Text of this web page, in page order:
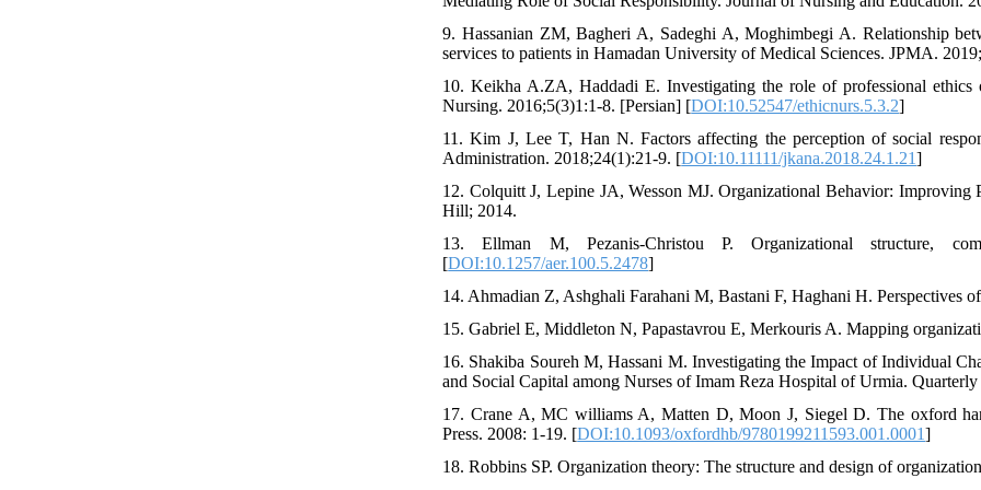
9. Hassanian ZM, Bagheri A, Sadeghi A, Moghimbegi A. Relationship
services to patients in Hamadan University of Medical Sciences. JPMA.
10. Keikha A.ZA, Haddadi E. Investigating the role of professional
Nursing. 2016;5(3)1:1-8. [Persian] [DOI:10.52547/ethicnurs.5.3.2]
11. Kim J, Lee T, Han N. Factors affecting the perception of social
Administration. 2018;24(1):21-9. [DOI:10.11111/jkana.2018.24.1.21]
12. Colquitt J, Lepine JA, Wesson MJ. Organizational Behavior:
Hill; 2014.
13. Ellman M, Pezanis-Christou P. Organizational structure,
[DOI:10.1257/aer.100.5.2478]
14. Ahmadian Z, Ashghali Farahani M, Bastani F, Haghani H. Perspectives
15. Gabriel E, Middleton N, Papastavrou E, Merkouris A. Mapping
16. Shakiba Soureh M, Hassani M. Investigating the Impact of Individual
and Social Capital among Nurses of Imam Reza Hospital of Urmia.
17. Crane A, MC williams A, Matten D, Moon J, Siegel D. The oxford
Press. 2008: 1-19. [DOI:10.1093/oxfordhb/9780199211593.001.0001]
18. Robbins SP. Organization theory: The structure and design of